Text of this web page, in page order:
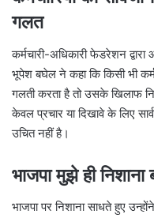
गलत
कर्मचारी-अधिकारी फेडरेशन
भूपेश बघेल ने कहा कि किसी भी
गलती करता है तो उसके खिलाफ
केवल प्रचार या दिखावे के लिए
उचित नहीं है।
भाजपा मुझे ही
भाजपा पर निशाना साधते हुए